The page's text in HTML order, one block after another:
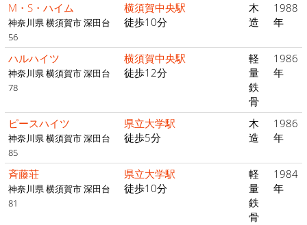
M・S・ハイム
神奈川県 横須賀市 深田台
56
横須賀中央駅
徒歩10分
木
造
1988
年
ハルハイツ
神奈川県 横須賀市 深田台
78
横須賀中央駅
徒歩12分
軽
量
鉄
骨
1986
年
ピースハイツ
神奈川県 横須賀市 深田台
85
県立大学駅
徒歩5分
木
造
1986
年
斉藤荘
神奈川県 横須賀市 深田台
81
県立大学駅
徒歩10分
軽
量
鉄
骨
1984
年